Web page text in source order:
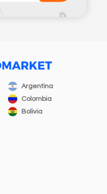
Argentina
Colombia
Bolivia